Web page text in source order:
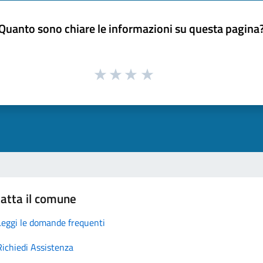
sono chiare le informazioni su questa
il comune
le domande frequenti
Assistenza